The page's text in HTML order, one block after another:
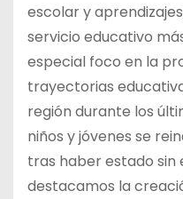
escolar y
servicio educativo
especial foco en la
trayectorias
región durante los
niños y jóvenes se
tras haber estado sin
destacamos la